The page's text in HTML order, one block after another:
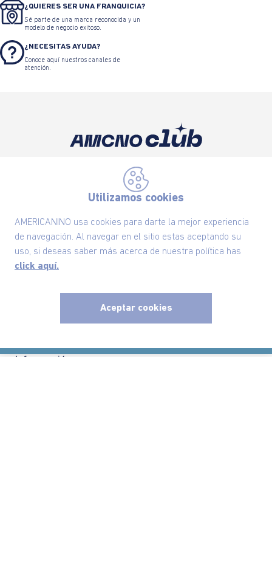
Utilizamos cookies
AMERICANINO usa cookies para darte la mejor experiencia
de navegación. Al navegar en el sitio estas aceptando su
uso, si deseas saber más acerca de nuestra política has
click aquí.
Aceptar cookies
¿QUIERES SER UNA FRANQUICIA?
Sé parte de una marca reconocida y un
modelo de negocio exitoso.
¿NECESITAS AYUDA?
Conoce aquí nuestros canales de
atención.
las ofertas exclusivas y lo último en moda
SUSCRÍBETE AHORA
Nuestra Marca
Información